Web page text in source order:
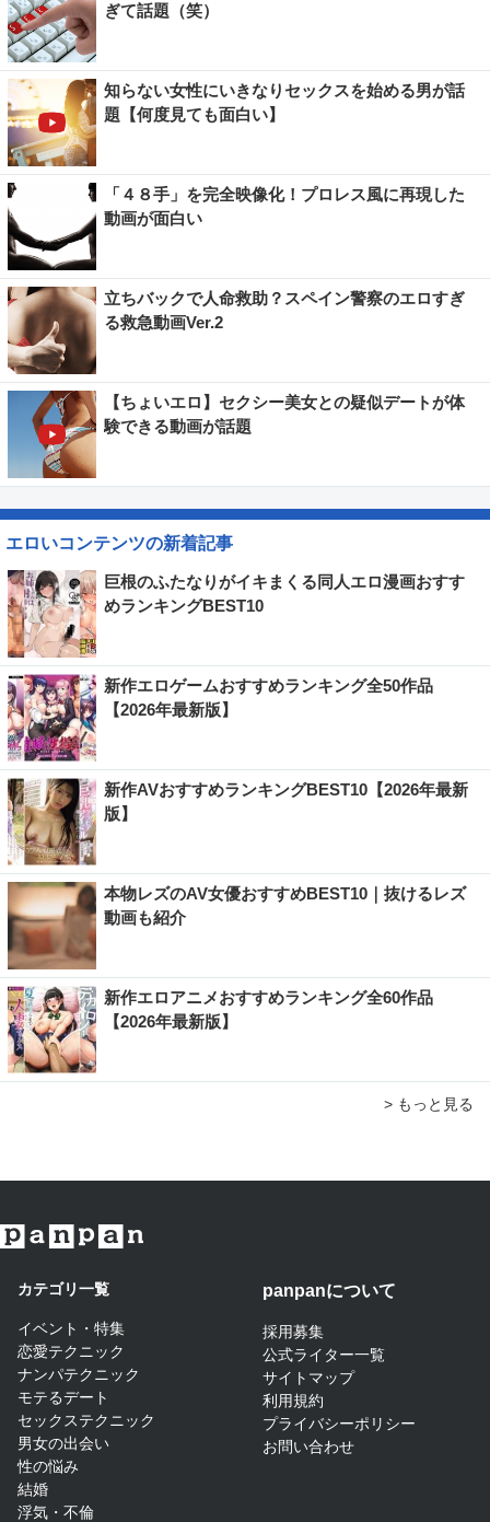
ぎて話題（笑）
知らない女性にいきなりセックスを始める男が話
題【何度見ても面白い】
「４８手」を完全映像化！プロレス風に再現した
動画が面白い
立ちバックで人命救助？スペイン警察のエロすぎ
る救急動画Ver.2
【ちょいエロ】セクシー美女との疑似デートが体
験できる動画が話題
エロいコンテンツの新着記事
巨根のふたなりがイキまくる同人エロ漫画おすす
めランキングBEST10
新作エロゲームおすすめランキング全50作品
【2026年最新版】
新作AVおすすめランキングBEST10【2026年最新
版】
本物レズのAV女優おすすめBEST10｜抜けるレズ
動画も紹介
新作エロアニメおすすめランキング全60作品
【2026年最新版】
> もっと見る
カテゴリ一覧
イベント・特集
恋愛テクニック
ナンパテクニック
モテるデート
セックステクニック
男女の出会い
性の悩み
結婚
浮気・不倫
panpanについて​
採用募集
公式ライター一覧
サイトマップ​
利用規約
プライバシーポリシー
お問い合わせ